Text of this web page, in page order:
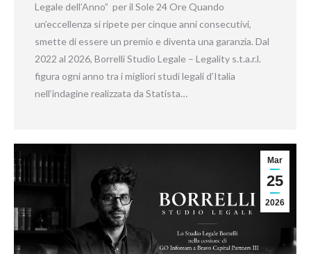
Legale dell’Anno” per il Sole 24 Ore Quando
un’eccellenza si ripete per cinque anni consecutivi,
smette di essere un premio e diventa una garanzia. Dal
2022 al 2026, Borrelli Studio Legale – Legality s.t.a.r.l.
figura ogni anno tra i migliori studi legali d’Italia
nell’indagine realizzata da Statista…
Mar
25
2026